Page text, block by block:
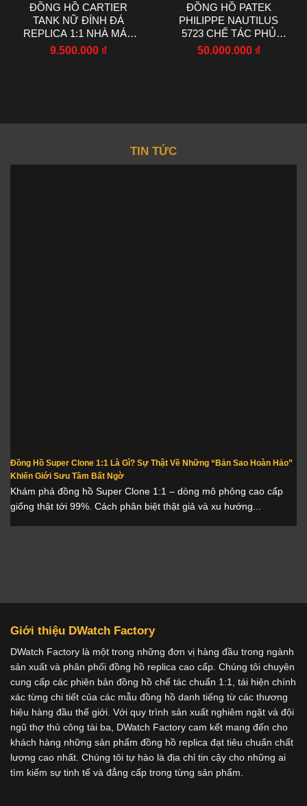
ĐỒNG HỒ CARTIER
TANK NỮ ĐÍNH ĐÁ
REPLICA 1:1 NHÀ MÁY
AF 22X29MM
9.500.000 ₫
ĐỒNG HỒ PATEK
PHILIPPE NAUTILUS
5723 CHẾ TÁC PHỦ
VÀNG TRẮNG
50.000.000 ₫
TIN TỨC
Đồng Hồ Super Clone 1:1 Là Gì? Sự Thật Về Những “Bản Sao Hoàn Hảo”
Khiến Giới Sưu Tầm Bất Ngờ
Khám phá đồng hồ Super Clone 1:1 – dòng mô phỏng cao cấp
giống thật tới 99%. Cách phân biệt thật giả và xu hướng...
Giới thiệu DWatch Factory
DWatch Factory là một trong những đơn vị hàng đầu trong ngành
sản xuất và phân phối đồng hồ replica cao cấp. Chúng tôi chuyên
cung cấp các phiên bản đồng hồ chế tác chuẩn 1:1, tái hiện chính
xác từng chi tiết của các mẫu đồng hồ danh tiếng từ các thương
hiệu hàng đầu thế giới. Với quy trình sản xuất nghiêm ngặt và đội
ngũ thợ thủ công tài ba, DWatch Factory cam kết mang đến cho
khách hàng những sản phẩm đồng hồ replica đạt tiêu chuẩn chất
lượng cao nhất. Chúng tôi tự hào là địa chỉ tin cậy cho những ai
tìm kiếm sự tinh tế và đẳng cấp trong từng sản phẩm.